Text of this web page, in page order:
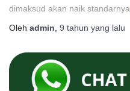
dimaksud akan naik standarnya
Oleh admin 9 tahun yang lalu